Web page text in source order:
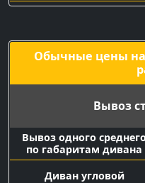
Подача машины с
Обычные цены
Вывоз
Вывоз одного
по габаритам дивана
Диван угловой